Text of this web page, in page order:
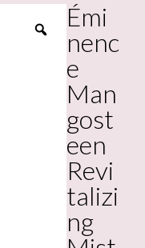
Émi
nenc
e
Man
gost
een
Revi
talizi
ng